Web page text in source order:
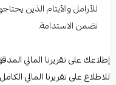
للأرامل والأيتام الذين
تضمن الاستدامة.
إطلاعك على تقريرنا المالي
للاطلاع على تقريرنا المالي